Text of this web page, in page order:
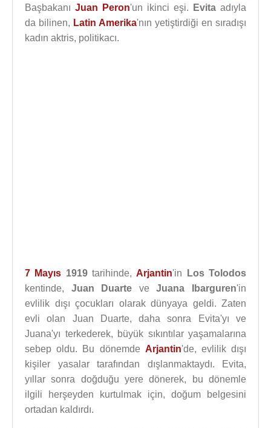
Başbakanı Juan Peron'un ikinci eşi. Evita adıyla
da bilinen, Latin Amerika'nın yetiştirdiği en sıradışı
kadın aktris, politikacı.
7 Mayıs 1919tarihinde,Arjantin'in
Los Tolodos
kentinde, Juan Duarte veJuana Ibarguren'in
evlilik dışı çocukları olarak dünyaya geldi. Zaten
evli olan Juan Duarte, daha sonra Evita'yı ve
Juana'yı terkederek, büyük sıkıntılar yaşamalarına
sebep oldu. Bu dönemde Arjantin'de, evlilik dışı
kişiler yasalar tarafından dışlanmaktaydı. Evita,
yıllar sonra doğduğu yere dönerek, bu dönemle
ilgili herşeyden kurtulmak için, doğum belgesini
ortadan kaldırdı.